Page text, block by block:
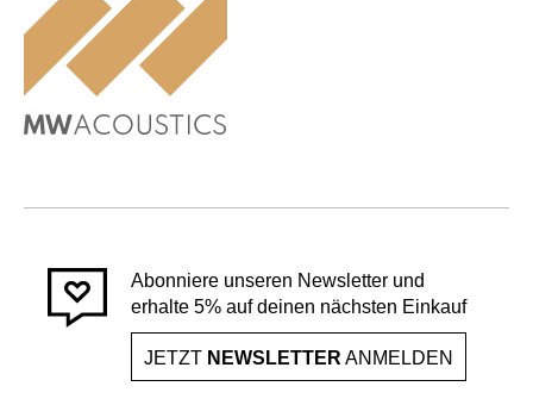
Abonniere unseren Newsletter und
erhalte 5% auf deinen nächsten Einkauf
JETZT NEWSLETTER ANMELDEN